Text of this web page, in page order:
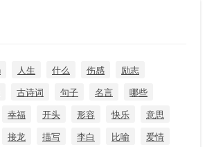
人生 什么 伤感
励志
古诗词 句子 名言
哪些
幸福 开头 形容 快乐
意思
接龙 描写 李白 比喻
爱情